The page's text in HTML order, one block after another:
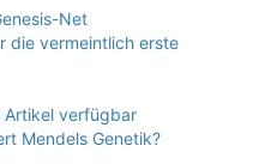
Net
die vermeintlich erste
Artikel verfügbar
Mendels Genetik?